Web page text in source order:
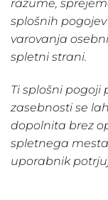
razume,
splošnih
varovanja
spletni strani.
Ti splošni pogoji
zasebnosti se
dopolnita brez
spletnega
uporabnik